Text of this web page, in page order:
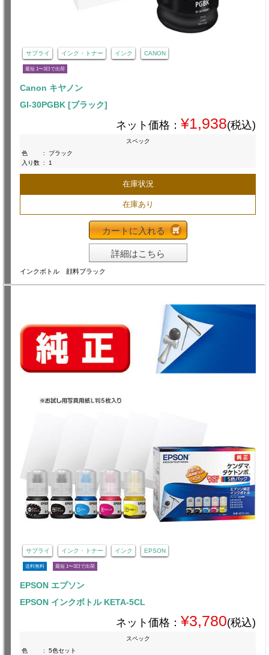
サプライ インク・トナー インク CANON
最短 1〜3日で出荷
Canon キヤノン
GI-30PGBK [ブラック]
ネット価格： ¥1,938(税込)
スペック
色
:
ブラック
入り数 : 1
在庫状況
在庫あり
カートに入れる
詳細はこちら
インクボトル 顔料ブラック
サプライ インク・トナー インク EPSON
送料無料 最短 1〜3日で出荷
EPSON エプソン
EPSON インクボトル KETA-5CL
ネット価格： ¥3,780(税込)
スペック
色
:
5色セット